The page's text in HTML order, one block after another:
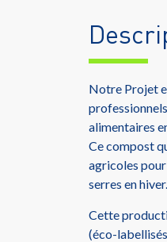
Notre Projet
alimentaires
Ce compost
agricoles
serres en hiver.
Cette
(éco-